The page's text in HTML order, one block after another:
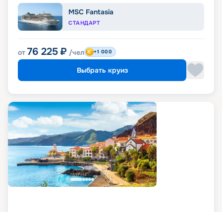
MSC Fantasia
СТАНДАРТ
от 76 225 ₽ /чел +1 000
Выбрать круиз